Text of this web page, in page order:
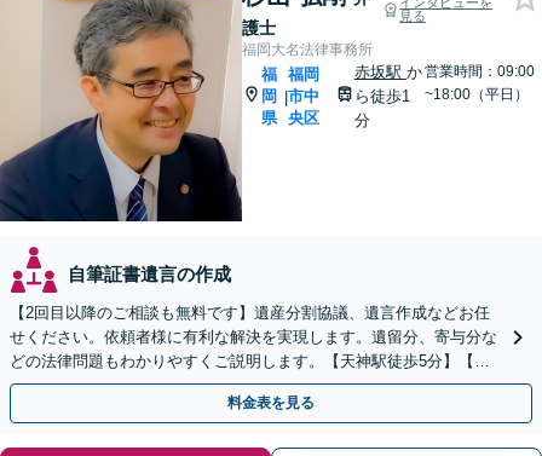
護士
見る
福岡大名法律事務所
福
岡
県
|
福岡
市中
央区
赤坂駅 か
ら徒歩1
分
営業時間：09:00
~18:00（平日）
自筆証書遺言の作成
【2回目以降のご相談も無料です】遺産分割協議、遺言作成などお任
せください。依頼者様に有利な解決を実現します。遺留分、寄与分な
どの法律問題もわかりやすくご説明します。【天神駅徒歩5分】【中
央区役所目の前】
料金表を見る